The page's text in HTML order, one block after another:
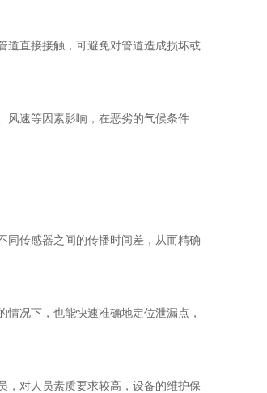
道直接接触，可避免对管道造成损坏或
风速等因素影响，在恶劣的气候条件
传感器之间的传播时间差，从而精确
况下，也能快速准确地定位泄漏点，
对人员素质要求较高，设备的维护保